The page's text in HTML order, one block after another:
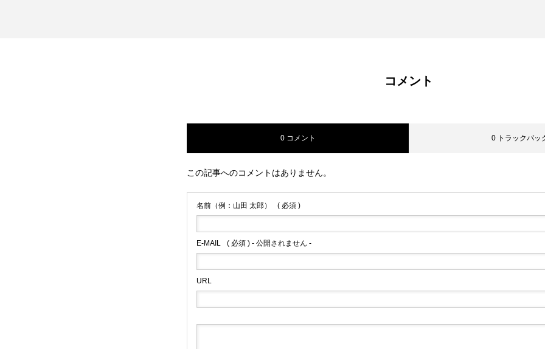
北海道最強のビジネス課題解決コミュニティ【北海道オンラインアジト】
コメント
0 コメント 0 トラックバッ
この記事へのコメントはありません。
名前（例：山田 太郎） ( 必須 )
E-MAIL ( 必須 ) - 公開されません -
URL